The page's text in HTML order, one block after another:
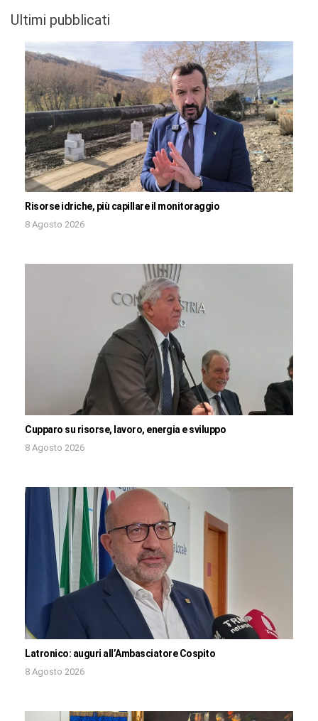
Ultimi pubblicati
Risorse idriche, più capillare il monitoraggio
8 Agosto 2026
Cupparo su risorse, lavoro, energia e sviluppo
8 Agosto 2026
Latronico: auguri all’Ambasciatore Cospito
8 Agosto 2026